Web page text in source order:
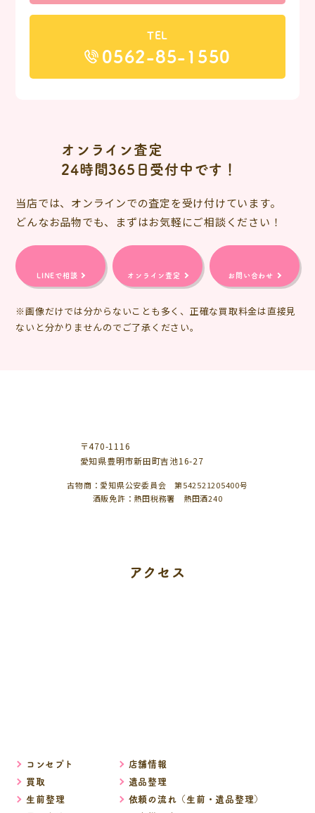
TEL
0562-85-1550
オンライン査定
24時間365日受付中です！
当店では、オンラインでの査定を受け付けています。
どんなお品物でも、まずはお気軽にご相談ください！
LINEで相談 オンライン査定 お問い合わせ
※画像だけでは分からないことも多く、正確な買取料金は直接見
ないと分かりませんのでご了承ください。
〒470-1116
愛知県豊明市新田町吉池16-27
古物商：愛知県公安委員会 第542521205400号
酒販免許：熱田税務署 熱田酒240
アクセス
コンセプト
店舗情報
買取
遺品整理
生前整理
依頼の流れ（生前・遺品整理）